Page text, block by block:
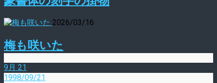
2026/03/16
梅も咲いた
9月 21
1998/09/21